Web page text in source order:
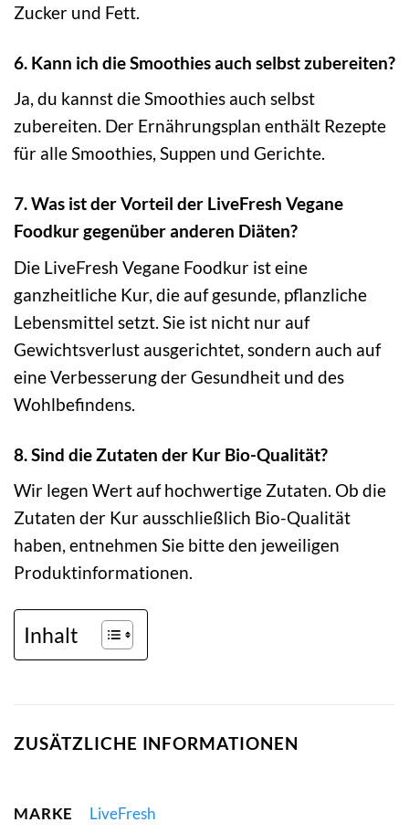
Zucker und Fett.
6. Kann ich die Smoothies auch selbst zubereiten?
Ja, du kannst die Smoothies auch selbst
zubereiten. Der Ernährungsplan enthält Rezepte
für alle Smoothies, Suppen und Gerichte.
7. Was ist der Vorteil der LiveFresh Vegane
Foodkur gegenüber anderen Diäten?
Die LiveFresh Vegane Foodkur ist eine
ganzheitliche Kur, die auf gesunde, pflanzliche
Lebensmittel setzt. Sie ist nicht nur auf
Gewichtsverlust ausgerichtet, sondern auch auf
eine Verbesserung der Gesundheit und des
Wohlbefindens.
8. Sind die Zutaten der Kur Bio-Qualität?
Wir legen Wert auf hochwertige Zutaten. Ob die
Zutaten der Kur ausschließlich Bio-Qualität
haben, entnehmen Sie bitte den jeweiligen
Produktinformationen.
Inhalt
ZUSÄTZLICHE INFORMATIONEN
MARKE LiveFresh